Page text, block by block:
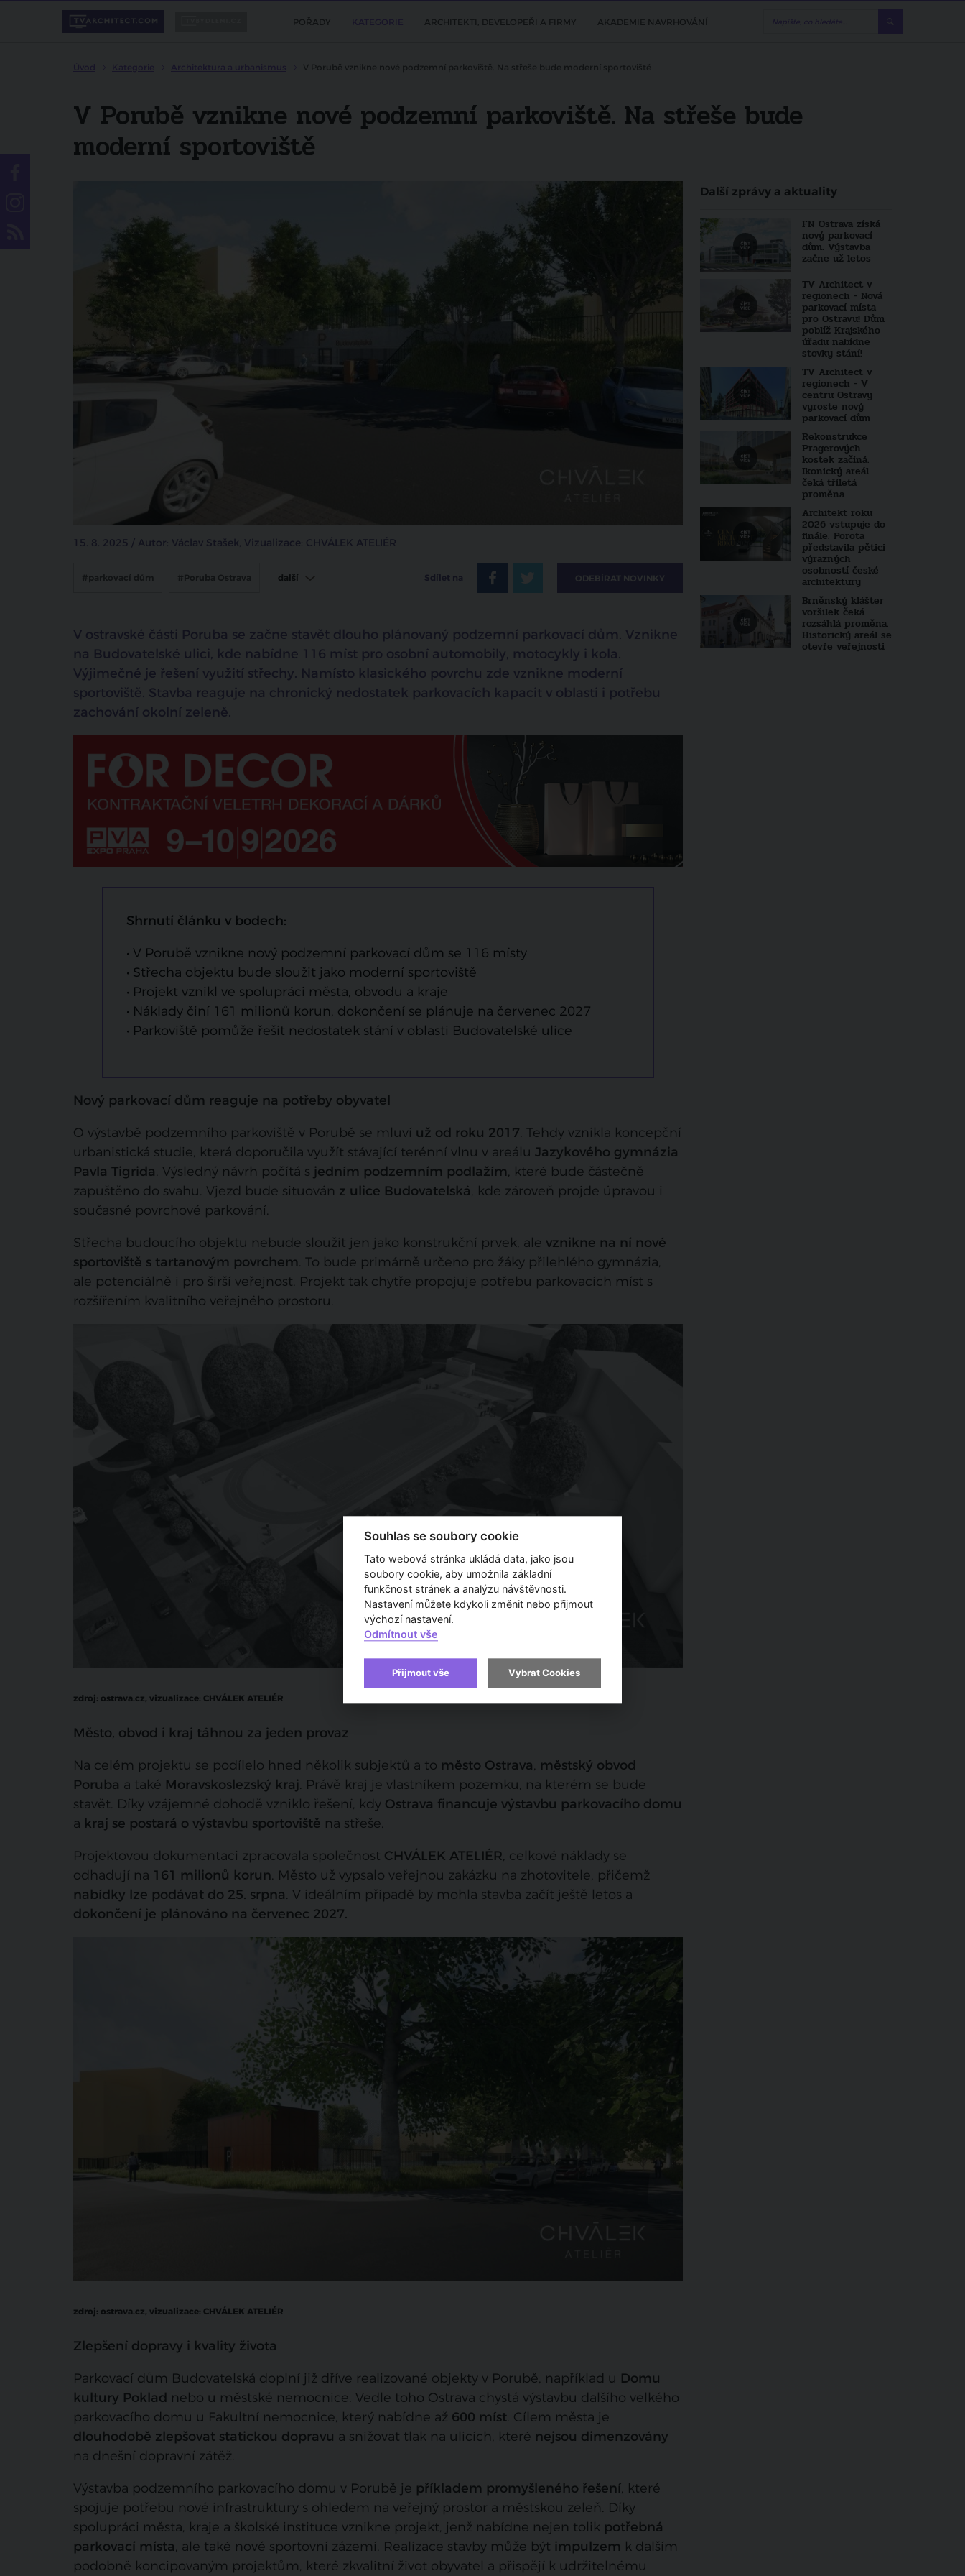
POŘADY ARCHITEKTI, DEVELOPEŘI A FIRMY AKADEMIE NAVRHOVÁNÍ
V Porubě vznikne nové podzemní parkoviště. Na střeše bude moderní sportoviště
V Porubě vznikne nové podzemní parkoviště. Na střeše bude
moderní sportoviště
15. 8. 2025 / Autor: Václav Stašek, Vizualizace: CHVÁLEK ATELIÉR
#parkovací dům #Poruba Ostrava další Sdílet na ODEBÍRAT NOVINKY
V ostravské části Poruba se začne stavět dlouho plánovaný podzemní parkovací dům. Vznikne
na Budovatelské ulici, kde nabídne 116 míst pro osobní automobily, motocykly i kola.
Výjimečné je řešení využití střechy. Namísto klasického povrchu zde vznikne moderní
sportoviště. Stavba reaguje na chronický nedostatek parkovacích kapacit v oblasti i potřebu
zachování okolní zeleně.
Shrnutí článku v bodech:
• V Porubě vznikne nový podzemní parkovací dům se 116 místy
• Střecha objektu bude sloužit jako moderní sportoviště
• Projekt vznikl ve spolupráci města, obvodu a kraje
• Náklady činí 161 milionů korun, dokončení se plánuje na červenec 2027
• Parkoviště pomůže řešit nedostatek stání v oblasti Budovatelské ulice
Nový parkovací dům reaguje na potřeby obyvatel
O výstavbě podzemního parkoviště v Porubě se mluví už od roku 2017. Tehdy vznikla koncepční
urbanistická studie, která doporučila využít stávající terénní vlnu v areálu Jazykového gymnázia
Pavla Tigrida. Výsledný návrh počítá s jedním podzemním podlažím, které bude částečně
zapuštěno do svahu. Vjezd bude situován z ulice Budovatelská, kde zároveň projde úpravou i
současné povrchové parkování.
Střecha budoucího objektu nebude sloužit jen jako konstrukční prvek, ale vznikne na ní nové
sportoviště s tartanovým povrchem. To bude primárně určeno pro žáky přilehlého gymnázia,
ale potenciálně i pro širší veřejnost. Projekt tak chytře propojuje potřebu parkovacích míst s
rozšířením kvalitního veřejného prostoru.
zdroj: ostrava.cz, vizualizace: CHVÁLEK ATELIÉR
Město, obvod i kraj táhnou za jeden provaz
Na celém projektu se podílelo hned několik subjektů a to město Ostrava, městský obvod
Poruba a také Moravskoslezský kraj. Právě kraj je vlastníkem pozemku, na kterém se bude
stavět. Díky vzájemné dohodě vzniklo řešení, kdy Ostrava financuje výstavbu parkovacího domu
a kraj se postará o výstavbu sportoviště na střeše.
Projektovou dokumentaci zpracovala společnost CHVÁLEK ATELIÉR, celkové náklady se
odhadují na 161 milionů korun. Město už vypsalo veřejnou zakázku na zhotovitele, přičemž
nabídky lze podávat do 25. srpna. V ideálním případě by mohla stavba začít ještě letos a
dokončení je plánováno na červenec 2027.
zdroj: ostrava.cz, vizualizace: CHVÁLEK ATELIÉR
Zlepšení dopravy i kvality života
Parkovací dům Budovatelská doplní již dříve realizované objekty v Porubě, například u Domu
kultury Poklad nebo u městské nemocnice. Vedle toho Ostrava chystá výstavbu dalšího velkého
parkovacího domu u Fakultní nemocnice, který nabídne až 600 míst. Cílem města je
dlouhodobě zlepšovat statickou dopravu a snižovat tlak na ulicích, které nejsou dimenzovány
na dnešní dopravní zátěž.
Výstavba podzemního parkovacího domu v Porubě je příkladem promyšleného řešení, které
spojuje potřebu nové infrastruktury s ohledem na veřejný prostor a městskou zeleň. Díky
spolupráci města, kraje a školské instituce vznikne projekt, jenž nabídne nejen tolik potřebná
parkovací místa, ale také nové sportovní zázemí. Realizace stavby může být impulzem k dalším
podobně koncipovaným projektům, které zkvalitní život obyvatel a přispějí k udržitelnému
Další zprávy a aktuality
FN Ostrava získá
nový parkovací
dům. Výstavba
začne už letos
TV Architect v
regionech - Nová
parkovací místa
pro Ostravu! Dům
poblíž Krajského
úřadu nabídne
stovky stání!
TV Architect v
regionech - V
centru Ostravy
vyroste nový
parkovací dům
Rekonstrukce
Pragerových
kostek začíná.
Ikonický areál
čeká tříletá
proměna
Architekt roku
2026 vstupuje do
finále. Porota
představila pětici
výrazných
osobností české
architektury
Brněnský klášter
voršilek čeká
rozsáhlá proměna.
Historický areál se
otevře veřejnosti
Souhlas se soubory cookie
Tato webová stránka ukládá data, jako jsou
soubory cookie, aby umožnila základní
funkčnost stránek a analýzu návštěvnosti.
Nastavení můžete kdykoli změnit nebo přijmout
výchozí nastavení.
Odmítnout vše
Přijmout vše Vybrat Cookies